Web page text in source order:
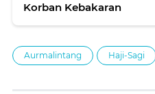
Korban Kebakaran
Aurmalintang Haji-Sagi